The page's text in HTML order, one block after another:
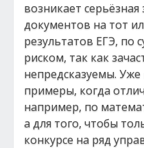
возникает серьёзная
документов на тот
результатов ЕГЭ, по
риском, так как
непредсказуемы.
примеры, когда
например, по
а для того, чтобы
конкурсе на ряд